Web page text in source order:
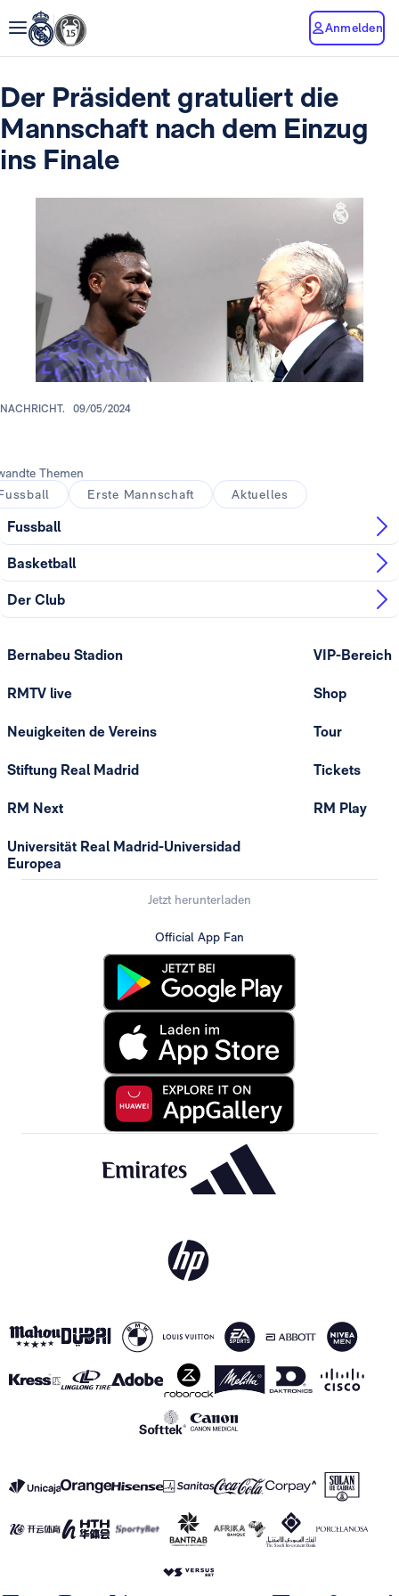
Anmelden
Der Präsident gratuliert die
Mannschaft nach dem Einzug
ins Finale
NACHRICHT. 09/05/2024
Themen
Erste Mannschaft Aktuelles
Fussball
Basketball
Der Club
Bernabeu Stadion
RMTV live
Neuigkeiten de Vereins
Stiftung Real Madrid
RM Next
Universität Real Madrid-Universidad
Europea
VIP-Bereich
Shop
Tour
Tickets
RM Play
Jetzt herunterladen
Official App Fan